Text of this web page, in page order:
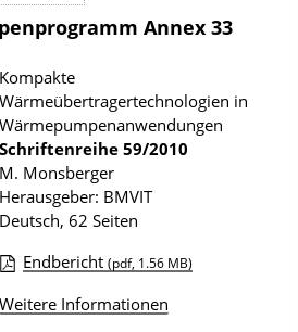
t
i
o
n
o
d
s
z
u
r
P
u
b
Annex 33
Kompakte
Wärmeübertragertechnologien in
Wärmepumpenanwendungen
Schriftenreihe 59/2010
M. Monsberger
Herausgeber: BMVIT
Deutsch, 62 Seiten
o
Endbericht (pdf, 1.56 MB)
Weitere Informationen